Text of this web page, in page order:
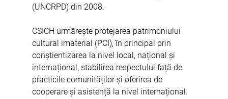
(UNCRPD) din 2008.
CSICH urmărește protejarea patrimoniului
cultural imaterial (PCI), în principal prin
conștientizarea la nivel local, național și
internațional, stabilirea respectului față de
practicile comunităților și oferirea de
cooperare și asistență la nivel internațional.